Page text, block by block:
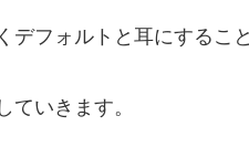
デフォルトと耳にするこ
ていきます。